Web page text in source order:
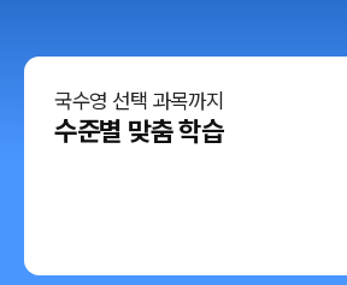
국수영 선택 과목까지
수준별 맞춤 학습